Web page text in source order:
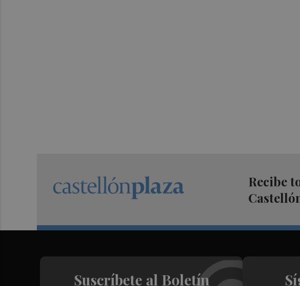
Recibe
Suscríbete al Boletín